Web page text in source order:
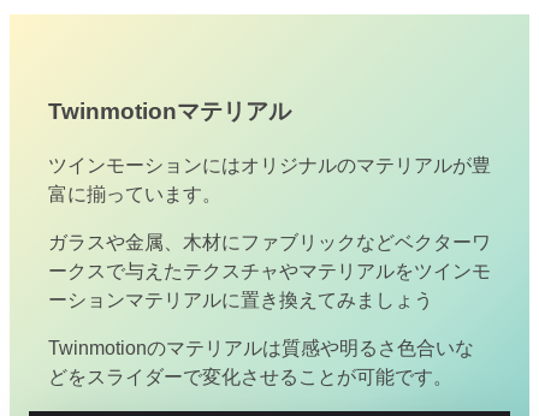
Twinmotionマテリアル
ツインモーションにはオリジナルのマテリアルが豊
富に揃っています。
ガラスや金属、木材にファブリックなどベクターワ
ークスで与えたテクスチャやマテリアルをツインモ
ーションマテリアルに置き換えてみましょう
Twinmotionのマテリアルは質感や明るさ色合いな
どをスライダーで変化させることが可能です。